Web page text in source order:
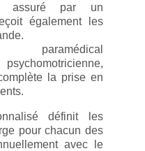
assuré par un
également les
paramédical
la prise en
définit les
pour chacun des
avec le